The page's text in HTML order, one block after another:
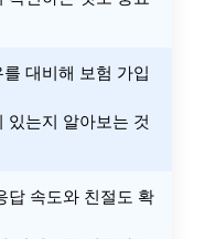
대비해 보험 가입
있는지 알아보는 것
답 속도와 친절도 확